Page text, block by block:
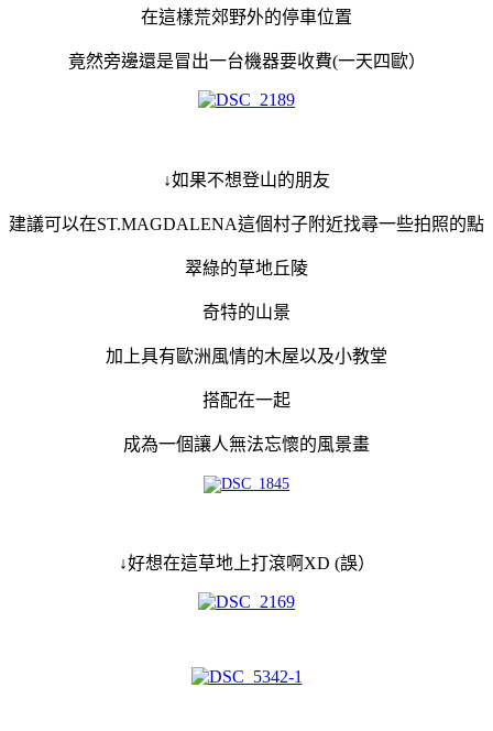
在這樣荒郊野外的停車位置
竟然旁邊還是冒出一台機器要收費(一天四歐）
↓如果不想登山的朋友
建議可以在ST.MAGDALENA這個村子附近找尋一些拍照的點
翠綠的草地丘陵
奇特的山景
加上具有歐洲風情的木屋以及小教堂
搭配在一起
成為一個讓人無法忘懷的風景畫
↓好想在這草地上打滾啊XD (誤）